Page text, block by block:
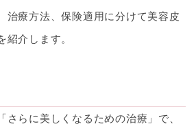
治療方法、保険適用に分けて美容皮
紹介します。
さらに美しくなるための治療」で、